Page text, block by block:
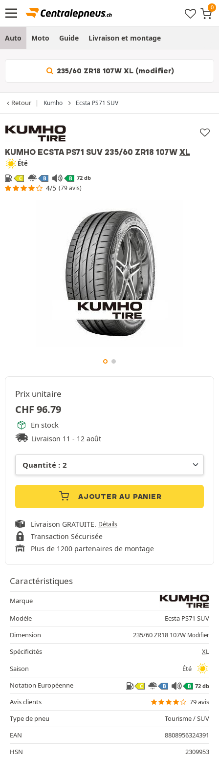
Auto Moto Guide Livraison et montage
235/60 ZR18 107W XL (modifier)
Retour Kumho Ecsta PS71 SUV
KUMHO ECSTA PS71 SUV 235/60 ZR18 107W XL
Été
C B B 72 db
4/5 (79 avis)
Prix unitaire
CHF 96.79
En stock
Livraison 11 - 12 août
AJOUTER AU PANIER
Livraison GRATUITE. Détails
Transaction Sécurisée
Plus de 1200 partenaires de montage
Caractéristiques
Marque
Modèle
Ecsta PS71 SUV
Dimension
235/60 ZR18 107W Modifier
Spécificités
XL
Saison
Été
Notation Européenne
C B B 72 db
Avis clients
79 avis
Type de pneu
Tourisme / SUV
EAN
8808956324391
HSN
2309953